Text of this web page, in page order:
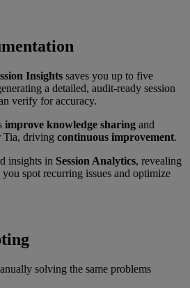
Insights saves you up to five
a detailed, audit-ready session
verify for accuracy.
improve knowledge sharing and
Tia, driving continuous improvement.
insights in Session Analytics, revealing
spot recurring issues and optimize
solving the same problems